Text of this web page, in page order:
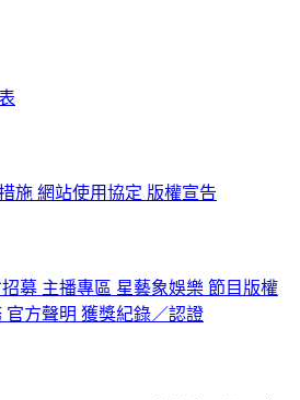
施 網站使用協定 版權宣告
募 主播專區 星藝象娛樂 節目版權
官方聲明 獲獎紀錄／認證